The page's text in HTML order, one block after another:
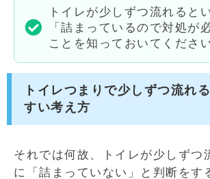
トイレが少しずつ流れると
「詰まっているので対処が
ことを知っておいてください
トイレつまりで少しずつ流れ
すい考え方
それでは何故、トイレが少しずつ
に「詰まっていない」と判断をす